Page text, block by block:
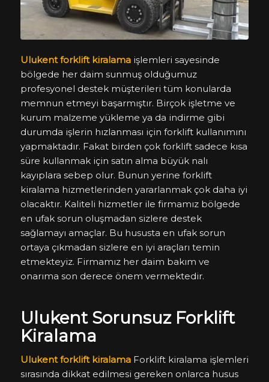
Ulukent forklift kiralama işlemleri sayesinde
bölgede her daim sunmuş olduğumuz
profesyonel destek müşterileri tüm konularda
memnun etmeyi başarmıştır. Birçok işletme ve
kurum malzeme yükleme ya da indirme gibi
durumda işlerin hızlanması için forklift kullanımını
yapmaktadır. Fakat birden çok forklift sadece kısa
süre kullanmak için satın alma büyük nalı
kayıplara sebep olur. Bunun yerine forklift
kiralama hizmetlerinden yararlanmak çok daha iyi
olacaktır. Kaliteli hizmetler ile firmamız bölgede
en ufak sorun oluşmadan sizlere destek
sağlamayı amaçlar. Bu hususta en ufak sorun
ortaya çıkmadan sizlere en iyi araçları temin
etmekteyiz. Firmamız her daim bakım ve
onarıma son derece önem vermektedir.
Ulukent Sorunsuz Forklift
Kiralama
Ulukent forklift kiralamaForklift kiralama işlemleri
sırasında dikkat edilmesi gereken onlarca husus